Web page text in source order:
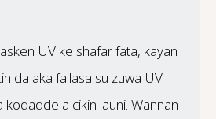
UV ke shafar fata, kayan
da aka fallasa su zuwa UV
kodadde a cikin launi. Wannan